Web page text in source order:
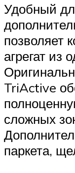
Удобный
позволяет
агрегат из
TriActive
сложных
паркета,